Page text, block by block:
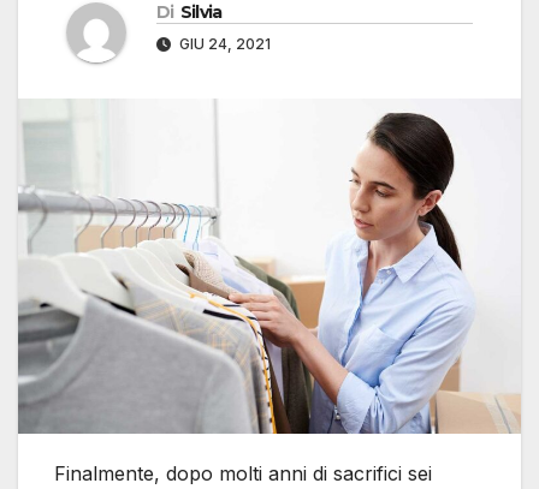
Di Silvia
GIU 24, 2021
Finalmente, dopo molti anni di sacrifici sei